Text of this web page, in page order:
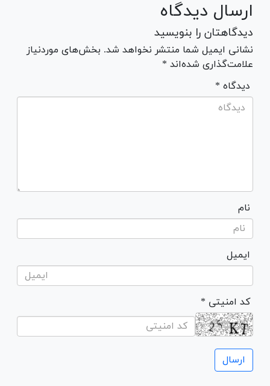
ارسال دیدگاه
دیدگاهتان را بنویسید
نشانی ایمیل شما منتشر نخواهد شد. بخش‌های موردنیاز
علامت‌گذاری شده‌اند *
* دیدگاه
نام
ایمیل
* کد امنیتی